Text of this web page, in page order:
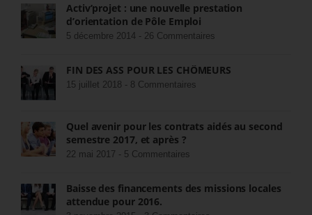
Activ’projet : une nouvelle prestation
d’orientation de Pôle Emploi
5 décembre 2014 - 26 Commentaires
FIN DES ASS POUR LES CHÔMEURS
15 juillet 2018 - 8 Commentaires
Quel avenir pour les contrats aidés au second
semestre 2017, et après ?
22 mai 2017 - 5 Commentaires
Baisse des financements des missions locales
attendue pour 2016.